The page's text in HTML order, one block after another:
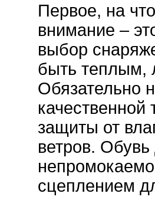
Первое, на
внимание –
выбор
быть теплым,
Обязательно
защиты от
ветров.
сцеплением